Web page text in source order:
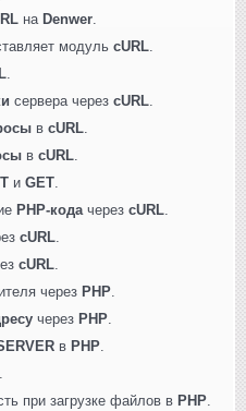
на Denwer.
модуль cURL.
.
сервера через cURL.
в cURL.
в cURL.
и GET.
PHP-кодачерез cURL.
cURL.
cURL.
через PHP.
через PHP.
в PHP.
.
при загрузке файлов в PHP.